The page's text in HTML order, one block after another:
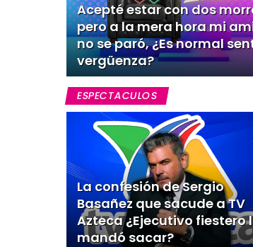
Acepté estar con dos
pero a la mera hora mi
no se paró, ¿Es normal
vergüenza?
ESPECTACULOS
La confesión de Sergio
Basañez que sacude a TV
Azteca ¿Ejecutivo fiestero
mandó sacar?